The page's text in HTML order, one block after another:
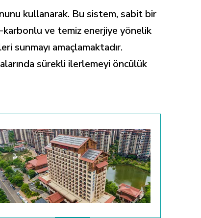
kullanarak. Bu sistem, sabit bir
karbonlu ve temiz enerjiye yönelik
sunmayı amaçlamaktadır.
sürekli ilerlemeyi öncülük